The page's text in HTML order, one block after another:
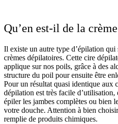
Qu’en est-il de la
Il existe un autre type d’épilation qui
crèmes dépilatoires. Cette cire
applique sur nos poils, grâce à des
structure du poil pour ensuite être
Pour un résultat quasi identique aux
dépilation est très facile
épiler les jambes complètes ou bien
votre douche. Attention à bien
remplie de produits chimiques.